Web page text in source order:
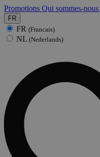
Promotions Qui sommes-nous
FR
FR (Francais)
NL (Nederlands)